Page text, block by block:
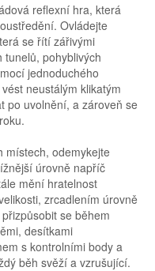
reflexní hra, která
Ovládejte
se řítí zářivými
tunelů, pohyblivých
jednoduchého
neustálým klikatým
po uvolnění, a zároveň se
místech, odemykejte
úrovně napříč
mění hratelnost
zrcadlením úrovně
se během
desítkami
s kontrolními body a
běh svěží a vzrušující.